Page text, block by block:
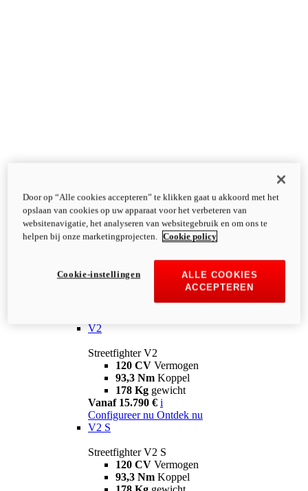
V2
Streetfighter V2
120 CV Vermogen
93,3 Nm Koppel
178 Kg gewicht
Vanaf 15.790 € i
Configureer nu Ontdek nu
V2 S
Streetfighter V2 S
120 CV Vermogen
93,3 Nm Koppel
Door op “Alle cookies accepteren” te klikken gaat u akkoord met het
opslaan van cookies op uw apparaat voor het verbeteren van
websitenavigatie, het analyseren van websitegebruik en om ons te
helpen bij onze marketingprojecten.
Cookie policy
ALLE COOKIES
ACCEPTEREN
Cookie-instellingen